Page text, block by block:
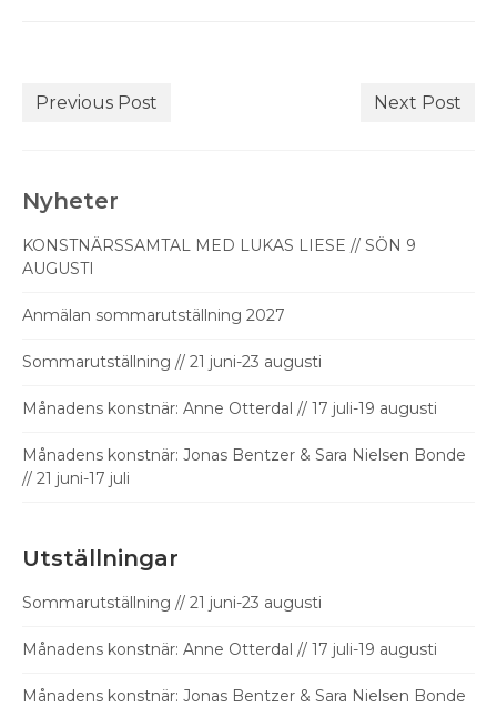
Previous Post Next Post
Nyheter
KONSTNÄRSSAMTAL MED LUKAS LIESE // SÖN 9
AUGUSTI
Anmälan sommarutställning 2027
Sommarutställning // 21 juni-23 augusti
Månadens konstnär: Anne Otterdal // 17 juli-19 augusti
Månadens konstnär: Jonas Bentzer & Sara Nielsen Bonde
// 21 juni-17 juli
Utställningar
Sommarutställning // 21 juni-23 augusti
Månadens konstnär: Anne Otterdal // 17 juli-19 augusti
Månadens konstnär: Jonas Bentzer & Sara Nielsen Bonde